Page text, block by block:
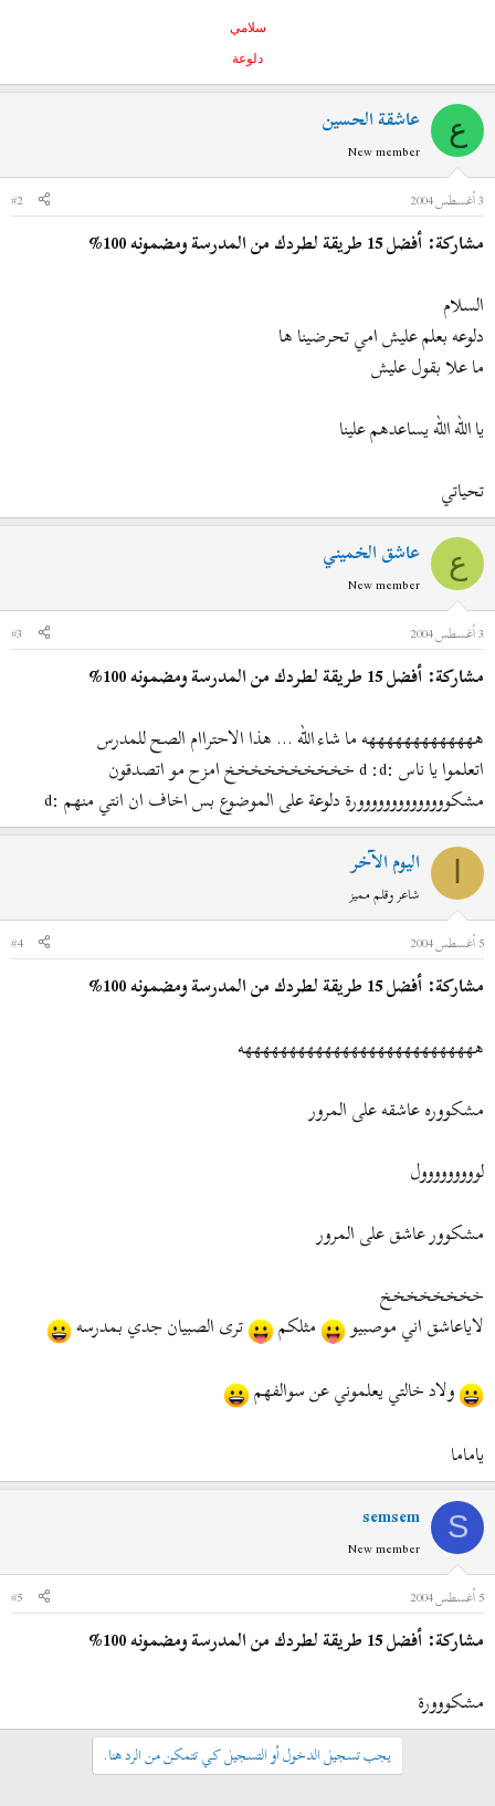
سلامي
دلوعة
ع عاشقة الحسين
New member
3 أغسطس 2004
#2
مشاركة: أفضل 15 طريقة لطردك من المدرسة ومضمونه 100%
السلام
دلوعه بعلم عليش امي تحرضينا ها
ما علا بقول عليش
يا الله الله يساعدهم علينا
تحياتي
ع عاشق الخميني
New member
3 أغسطس 2004
#3
مشاركة: أفضل 15 طريقة لطردك من المدرسة ومضمونه 100%
هههههههههههههه ما شاء الله ... هذا الاحتراام الصح للمدرس
اتعلموا يا ناس :d :d خخخخخخخخخخ امزح مو اتصدقون
مشكوووووووووووووورة دلوعة على الموضوع بس اخاف ان انتي منهم :d
اليوم الآخر
شاعر وقلم مميز
5 أغسطس 2004
#4
مشاركة: أفضل 15 طريقة لطردك من المدرسة ومضمونه 100%
هههههههههههههههههههههههههههه
مشكووره عاشقه على المرور
لووووووووول
مشكوور عاشق على المرور
خخخخخخخخ
لاياعاشق اني موصبيو
مثلكم
ترى الصبيان جدي بمدرسه
ولاد خالتي يعلموني عن سوالفهم
ياماما
S
semsem
New member
5 أغسطس 2004
#5
مشاركة: أفضل 15 طريقة لطردك من المدرسة ومضمونه 100%
مشكووورة
يجب تسجيل الدخول أو التسجيل كي تتمكن من الرد هنا.